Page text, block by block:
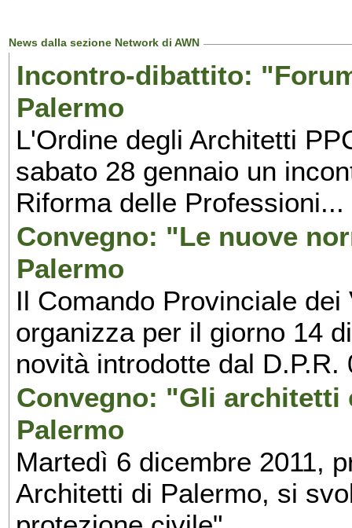
News dalla sezione Network di AWN
Incontro-dibattito:
Palermo
L'Ordine degli Architetti
sabato 28 gennaio un
Riforma delle Professioni...
Convegno: "Le nuove
Palermo
Il Comando Provinciale
organizza per il giorno 14
novità introdotte dal
Convegno: "Gli architetti
Palermo
Martedì 6 dicembre 2011,
Architetti di Palermo, si